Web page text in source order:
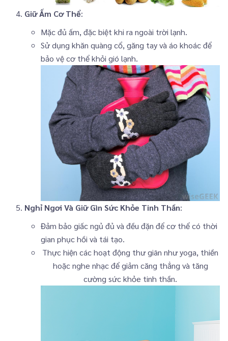
Giữ Ấm Cơ Thể:
Mặc đủ ấm, đặc biệt khi ra ngoài trời lạnh.
Sử dụng khăn quàng cổ, găng tay và áo khoác để
bảo vệ cơ thể khỏi gió lạnh.
Nghỉ Ngơi Và Giữ Gìn Sức Khỏe Tinh Thần:
Đảm bảo giấc ngủ đủ và đều đặn để cơ thể có thời
gian phục hồi và tái tạo.
Thực hiện các hoạt động thư giãn như yoga, thiền
hoặc nghe nhạc để giảm căng thẳng và tăng
cường sức khỏe tinh thần.